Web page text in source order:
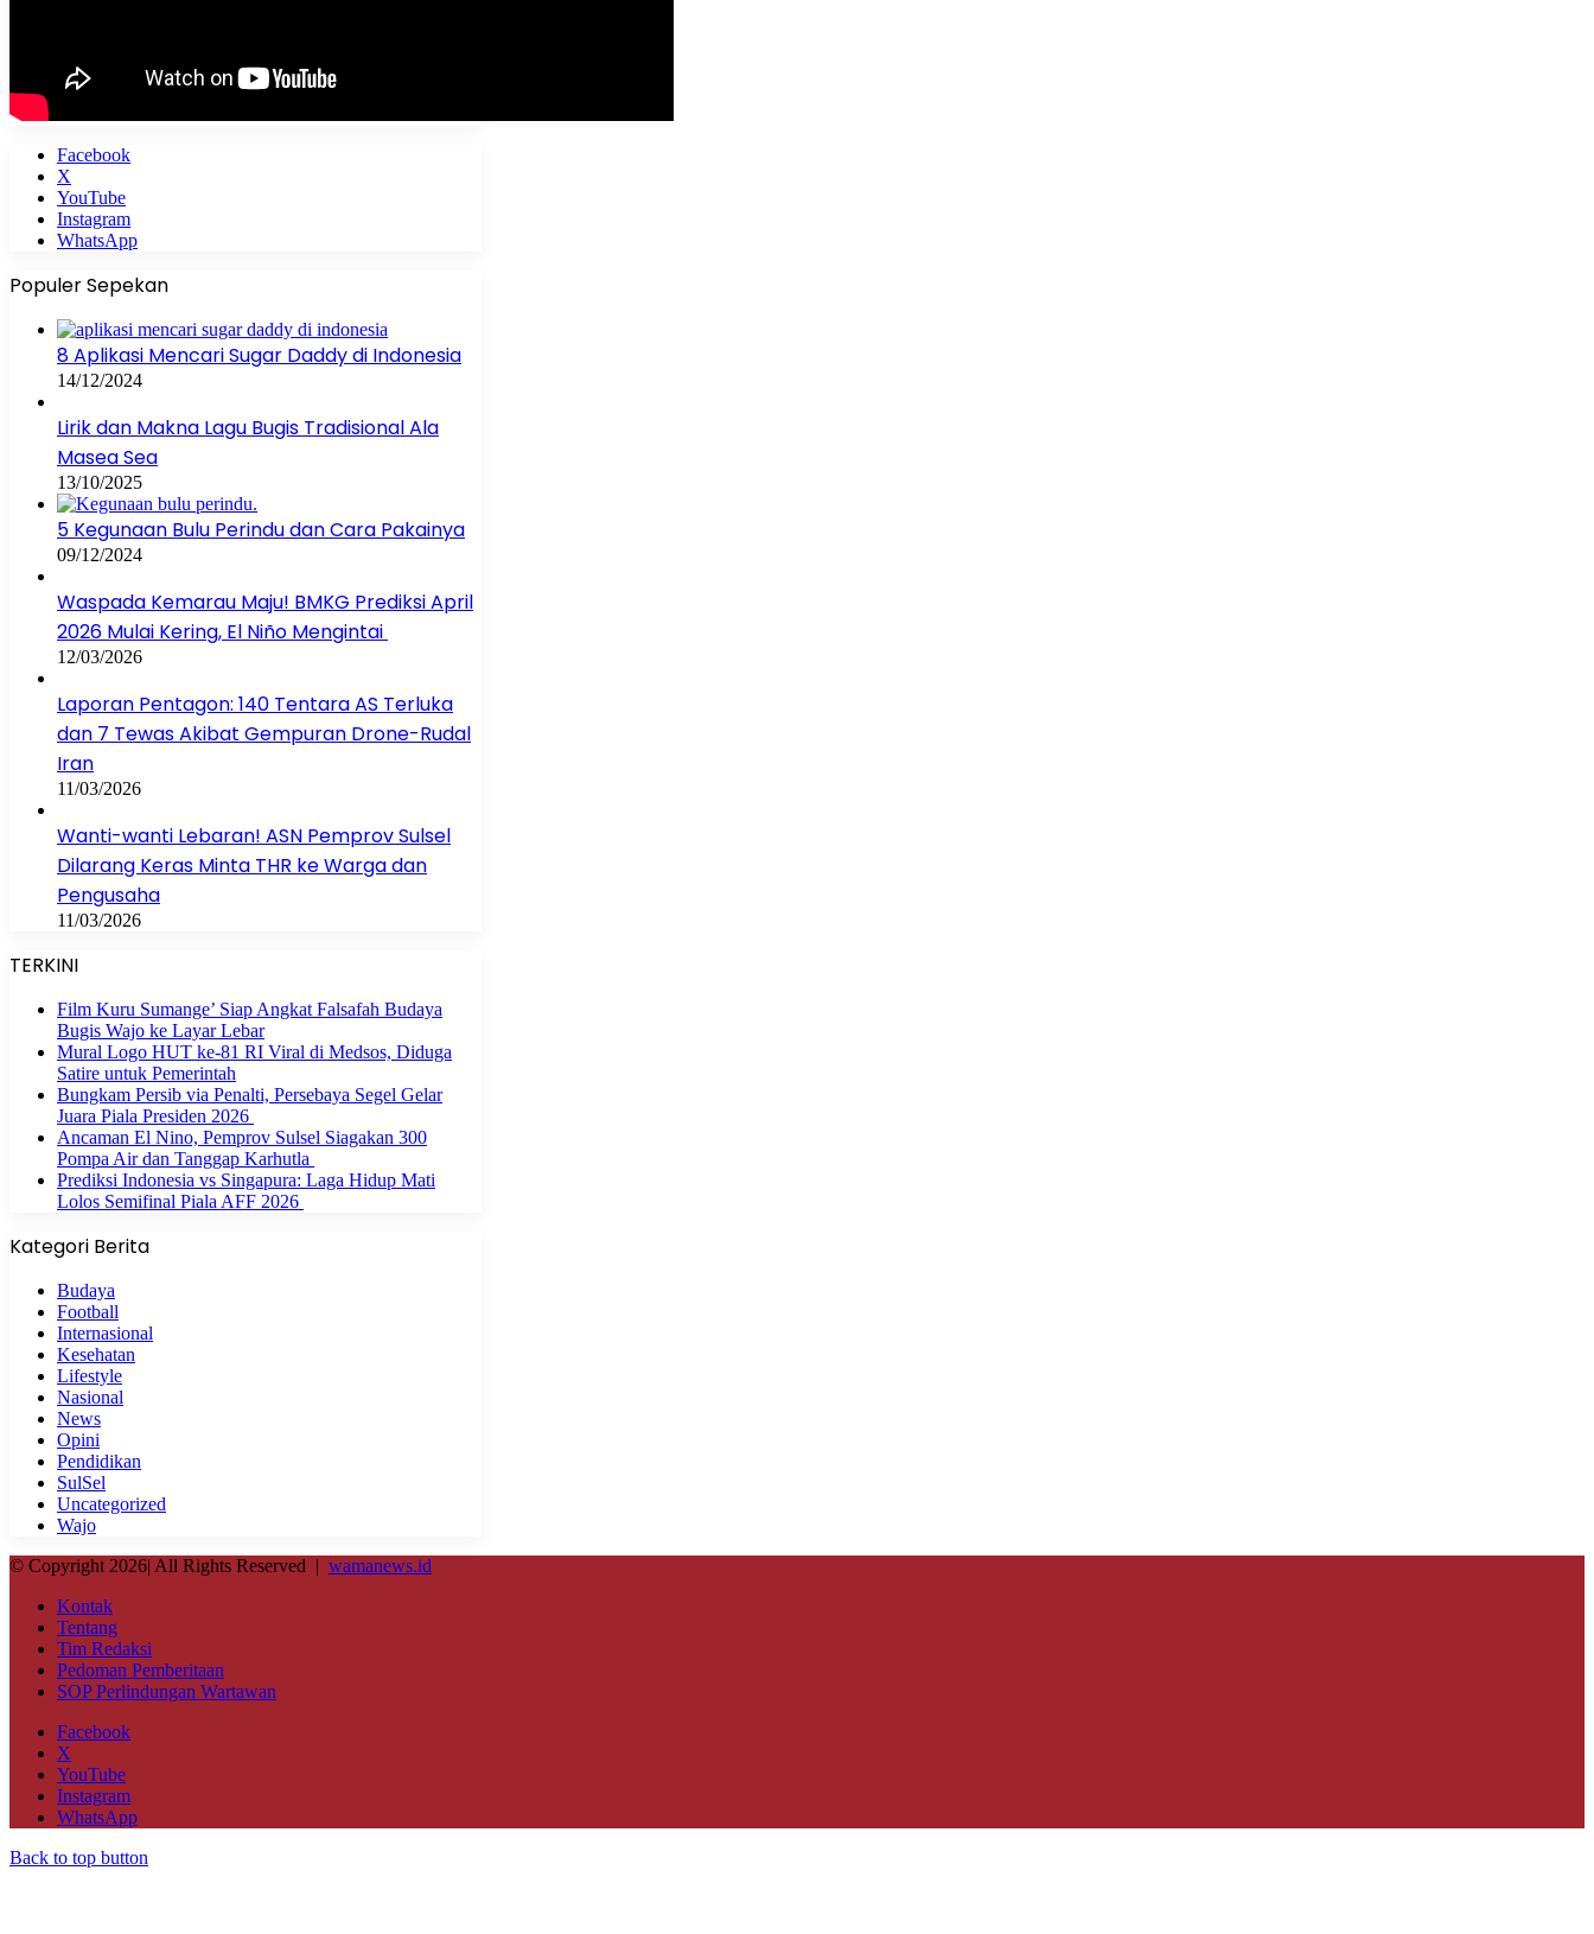
Facebook
X
YouTube
Instagram
WhatsApp
Populer Sepekan
8 Aplikasi Mencari Sugar Daddy di Indonesia
14/12/2024
Lirik dan Makna Lagu Bugis Tradisional Ala
Masea Sea
13/10/2025
5 Kegunaan Bulu Perindu dan Cara Pakainya
09/12/2024
Waspada Kemarau Maju! BMKG Prediksi April
2026 Mulai Kering, El Niño Mengintai
12/03/2026
Laporan Pentagon: 140 Tentara AS Terluka
dan 7 Tewas Akibat Gempuran Drone-Rudal
Iran
11/03/2026
Wanti-wanti Lebaran! ASN Pemprov Sulsel
Dilarang Keras Minta THR ke Warga dan
Pengusaha
11/03/2026
TERKINI
Film Kuru Sumange’ Siap Angkat Falsafah Budaya
Bugis Wajo ke Layar Lebar
Mural Logo HUT ke-81 RI Viral di Medsos, Diduga
Satire untuk Pemerintah
Bungkam Persib via Penalti, Persebaya Segel Gelar
Juara Piala Presiden 2026
Ancaman El Nino, Pemprov Sulsel Siagakan 300
Pompa Air dan Tanggap Karhutla
Prediksi Indonesia vs Singapura: Laga Hidup Mati
Lolos Semifinal Piala AFF 2026
Kategori Berita
Budaya
Football
Internasional
Kesehatan
Lifestyle
Nasional
News
Opini
Pendidikan
SulSel
Uncategorized
Wajo
© Copyright 2026| All Rights Reserved | wamanews.id
Kontak
Tentang
Tim Redaksi
Pedoman Pemberitaan
SOP Perlindungan Wartawan
Facebook
X
YouTube
Instagram
WhatsApp
Back to top button